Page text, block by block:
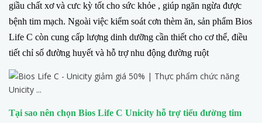
giầu chất xơ và cưc kỳ tốt cho sức khỏe , giúp ngăn ngừa được
bệnh tim mạch. Ngoài việc kiểm soát cơn thèm ăn, sản phẩm Bios
Life C còn cung cấp lượng dinh dưỡng cần thiết cho cơ thể, điều
tiết chỉ số đường huyết và hỗ trợ nhu động đường ruột
Tại sao nên chọn Bios Life C Unicity hỗ trợ tiểu đường tim